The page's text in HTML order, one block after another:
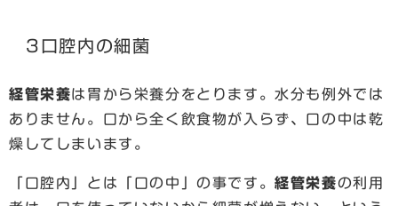
3口腔内の細菌
経管栄養は胃から栄養分をとります。水分も例外では
ありません。口から全く飲食物が入らず、口の中は乾
燥してしまいます。
「口腔内」とは「口の中」の事です。経管栄養の利用